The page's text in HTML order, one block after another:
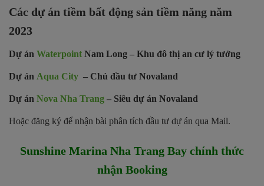
Các dự án tiềm bất động sản tiềm năng năm
2023
Dự án Waterpoint Nam Long – Khu đô thị an cư lý tưởng
Dự án Aqua City – Chủ đầu tư Novaland
Dự án Nova Nha Trang – Siêu dự án Novaland
Hoặc đăng ký để nhận bài phân tích đầu tư dự án qua Mail.
Sunshine Marina Nha Trang Bay chính thức
nhận Booking